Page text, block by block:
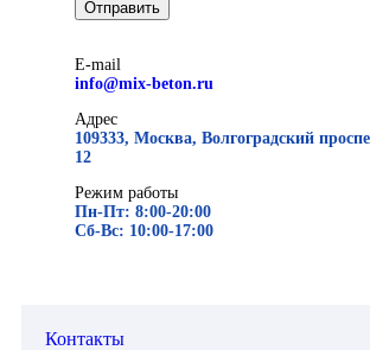
E-mail
info@mix-beton.ru
Адрес
109333, Москва, Волгоградский
12
Режим работы
Пн-Пт: 8:00-20:00
Сб-Вс: 10:00-17:00
Контакты